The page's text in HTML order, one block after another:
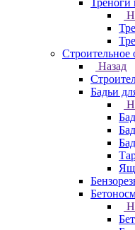
Треноги
Строительное
Назад
Бадьи